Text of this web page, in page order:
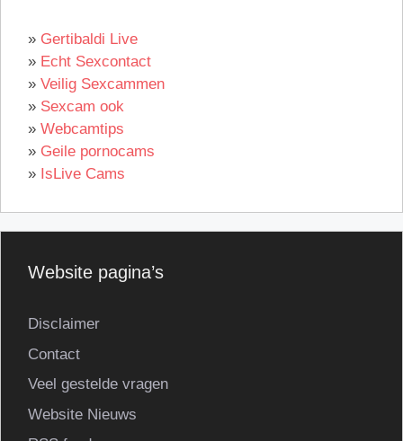
» Gertibaldi Live
» Echt Sexcontact
» Veilig Sexcammen
» Sexcam ook
» Webcamtips
» Geile pornocams
» IsLive Cams
Website pagina’s
Disclaimer
Contact
Veel gestelde vragen
Website Nieuws